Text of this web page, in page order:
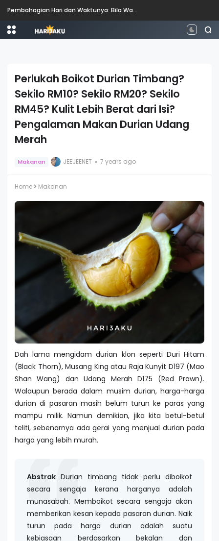
Perbezaan antara Mahasiswa, Mahasiswi, Graduan, Siswazah, Pascasiswazah, Doktor dan Pascakedoktoran
Perlukah Boikot Durian Timbang?
Sekilo RM10? Sekilo RM20? Sekilo
RM45? Kulit Lebih Berat dari Isi?
Pengalaman Makan Durian Udang
Merah
Makanan JEEJEENET 7 years ago
Home Makanan
Dah lama mengidam durian klon seperti Duri Hitam
(Black Thorn), Musang King atau Raja Kunyit D197 (Mao
Shan Wang) dan Udang Merah D175 (Red Prawn).
Walaupun berada dalam musim durian, harga-harga
durian di pasaran masih belum turun ke paras yang
mampu milik. Namun demikian, jika kita betul-betul
teliti, sebenarnya ada gerai yang menjual durian pada
harga yang lebih murah.
Abstrak Durian timbang tidak perlu diboikot
secara sengaja kerana harganya adalah
munasabah. Memboikot secara sengaja akan
memberikan kesan kepada pasaran durian. Naik
turun pada harga durian adalah suatu
kebiasaan berdasarkan bekalan dan